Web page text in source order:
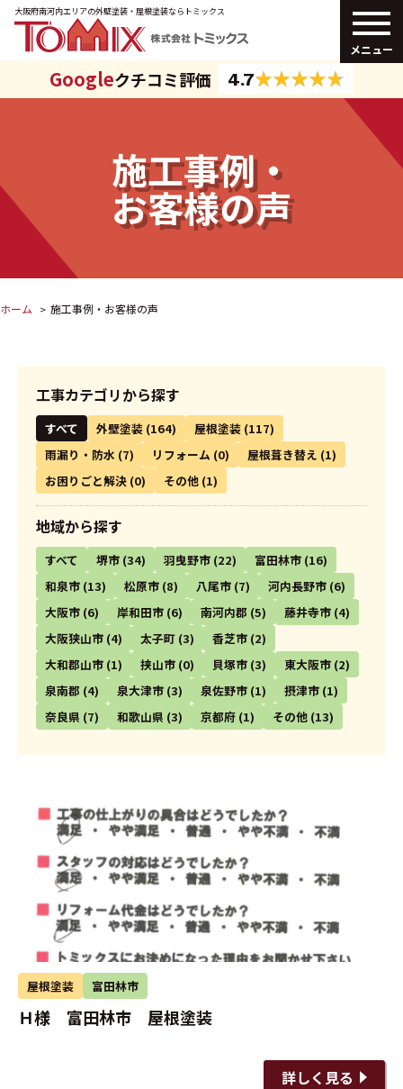
大阪府南河内エリアの外壁塗装・ 屋根塗装ならトミックス
メニュー
Googleクチコミ評価 4.7
施工事例・
お客様の声
ホーム 施工事例・お客様の声
工事カテゴリから探す
すべて 外壁塗装 (164) 屋根塗装 (117)
雨漏り・防水 (7) リフォーム (0) 屋根葺き替え (1)
お困りごと解決 (0) その他 (1)
地域から探す
すべて 堺市 (34) 羽曳野市 (22) 富田林市 (16)
和泉市 (13) 松原市 (8) 八尾市 (7) 河内長野市 (6)
大阪市 (6) 岸和田市 (6) 南河内郡 (5) 藤井寺市 (4)
大阪狭山市 (4) 太子町 (3) 香芝市 (2)
大和郡山市 (1) 挟山市 (0) 貝塚市 (3) 東大阪市 (2)
泉南郡 (4) 泉大津市 (3) 泉佐野市 (1) 摂津市 (1)
奈良県 (7) 和歌山県 (3) 京都府 (1) その他 (13)
屋根塗装 富田林市
Ｈ様 富田林市 屋根塗装
詳しく見る